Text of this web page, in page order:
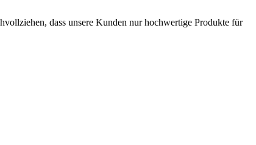
dass unsere Kunden nur hochwertige Produkte für